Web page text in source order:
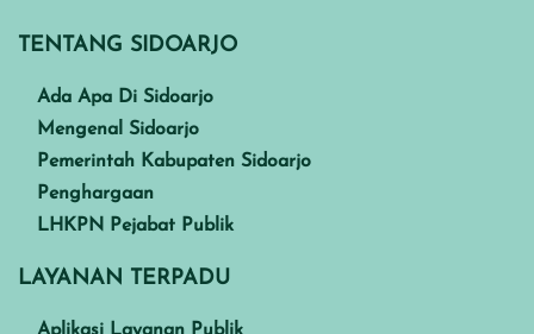
TENTANG SIDOARJO
Ada Apa Di Sidoarjo
Mengenal Sidoarjo
Pemerintah Kabupaten Sidoarjo
Penghargaan
LHKPN Pejabat Publik
LAYANAN TERPADU
Aplikasi Layanan Publik